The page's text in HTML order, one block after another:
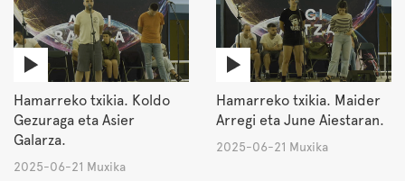
Hamarreko txikia. Koldo
Gezuraga eta Asier
Galarza.
2025-06-21 Muxika
Hamarreko txikia. Maider
Arregi eta June Aiestaran.
2025-06-21 Muxika